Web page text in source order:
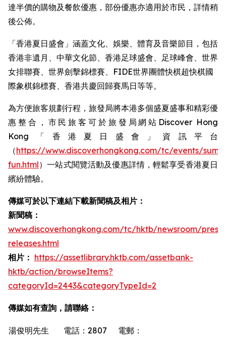
達半價的購物及餐飲優惠，部份優惠亦適用於市民，詳情稍
後公佈。
「香港夏日盛會」涵蓋文化、娛樂、體育及音樂節目，包括
香港非遺月、中華文化節、香港足球盛會、足球峰會、世界
女排聯賽、世界劍擊錦標賽、FIDE世界團體快棋超快棋國
際象棋錦標賽、香港共慶回歸賽馬日等等。 ​
為方便旅客規劃行程，旅發局將本港多個盛夏盛事和精彩優
惠整合，市民旅客可於旅發局網站Discover Hong
Kong「香港夏日盛會」資訊平台
（https://www.discoverhongkong.com/tc/events/
fun.html）一站式閱覽活動及優惠詳情，輕鬆享受香港夏日
繽紛體驗。
傳媒可於以下連結下載新聞稿及相片：
新聞稿：
www.discoverhongkong.com/tc/hktb/newsroom/press-
releases.html
相片： https://assetlibrary.hktb.com/assetbank-
hktb/action/browseItems?
categoryId=2443&categoryTypeId=2
傳媒如有查詢，請聯絡：
湯俊明先生
電話：2807
電郵：